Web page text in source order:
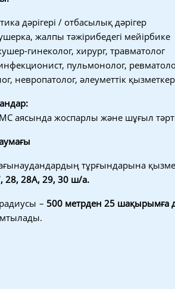
дәрігері / отбасылық дәрігер
жалпы тәжірибедегі мейірбике
гинеколог, хирург, травматолог
пульмонолог,
невропатолог, әлеуметтік
аясында жоспарлы және шұғыл
тұрғындарына
28, 28А, 29, 30 ш/а.
– 500 метрден 25 шақырымға